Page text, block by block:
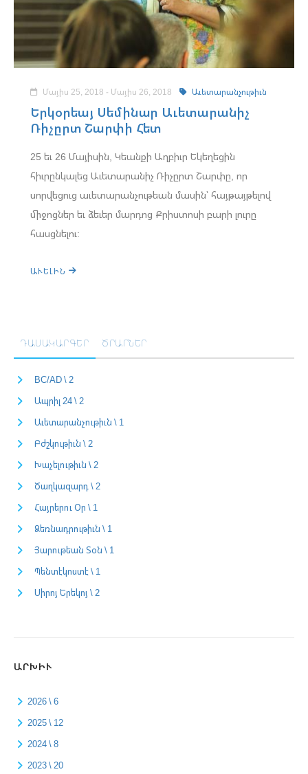
Մայիս 25, 2018 - Մայիս 26, 2018 Աւետարանչութիւն
Երկօրեայ Սեմինար Աւետարանիչ
Ռիչըրտ Շարփի Հետ
25 եւ 26 Մայիսին, Կեանքի Աղբիւր Եկեղեցին
հիւրընկալեց Աւետարանիչ Ռիչըրտ Շարփը, որ
սորվեցուց աւետարանչութեան մասին՝ հայթայթելով
միջոցներ եւ ձեւեր մարդոց Քրիստոսի բարի լուրը
հասցնելու:
ԱՒԵԼԻՆ
ԴԱՍԱԿԱՐԳԵՐ ԾՐԱՐՆԵՐ
BC/AD \ 2
Ապրիլ 24 \ 2
Աւետարանչութիւն \ 1
Բժշկութիւն \ 2
Խաչելութիւն \ 2
Ծաղկազարդ \ 2
Հայրերու Օր \ 1
Ձեռնադրութիւն \ 1
Յարութեան Տօն \ 1
Պենտէկոստէ \ 1
Սիրոյ Երեկոյ \ 2
ԱՐԽԻՒ
2026 \ 6
2025 \ 12
2024 \ 8
2023 \ 20